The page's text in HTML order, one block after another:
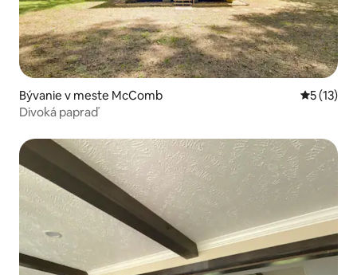
Bývanie v meste McComb
5 (13)
Divoká papraď